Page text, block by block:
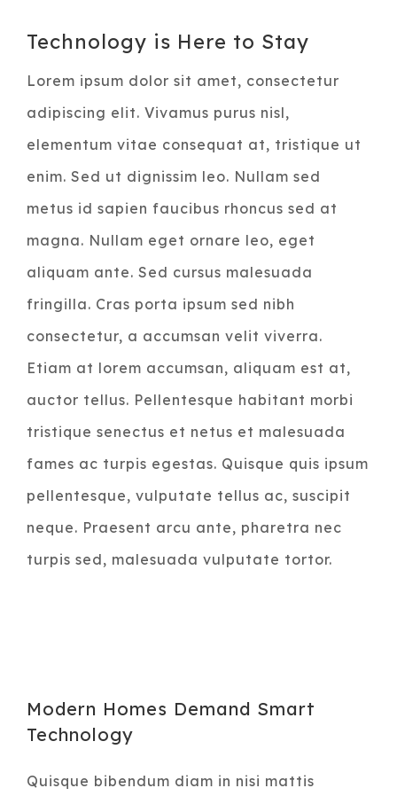
l'image
agrandie
Technology is Here to Stay
Lorem ipsum dolor sit amet, consectetur
adipiscing elit. Vivamus purus nisl,
elementum vitae consequat at, tristique ut
enim. Sed ut dignissim leo. Nullam sed
metus id sapien faucibus rhoncus sed at
magna. Nullam eget ornare leo, eget
aliquam ante. Sed cursus malesuada
fringilla. Cras porta ipsum sed nibh
consectetur, a accumsan velit viverra.
Etiam at lorem accumsan, aliquam est at,
auctor tellus. Pellentesque habitant morbi
tristique senectus et netus et malesuada
fames ac turpis egestas. Quisque quis ipsum
pellentesque, vulputate tellus ac, suscipit
neque. Praesent arcu ante, pharetra nec
turpis sed, malesuada vulputate tortor.
Modern Homes Demand Smart
Technology
Quisque bibendum diam in nisi mattis